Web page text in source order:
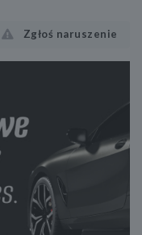
Zgłoś naruszenie